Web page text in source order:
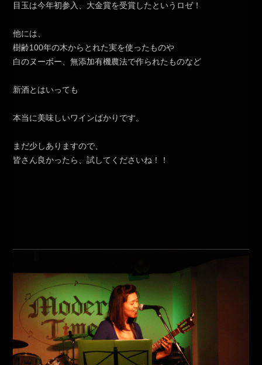
目玉は今年初参入、大金賞を受賞したというロゼ！
他には、
樹齢100年の木からとれた実を使ったものや
白のヌーボー、無添加有機農法で作られたものなど
新酒とはいっても
本当に美味しいワインばかりです。
まだ少しありますので、
皆さん良かったら、試してくださいね！！